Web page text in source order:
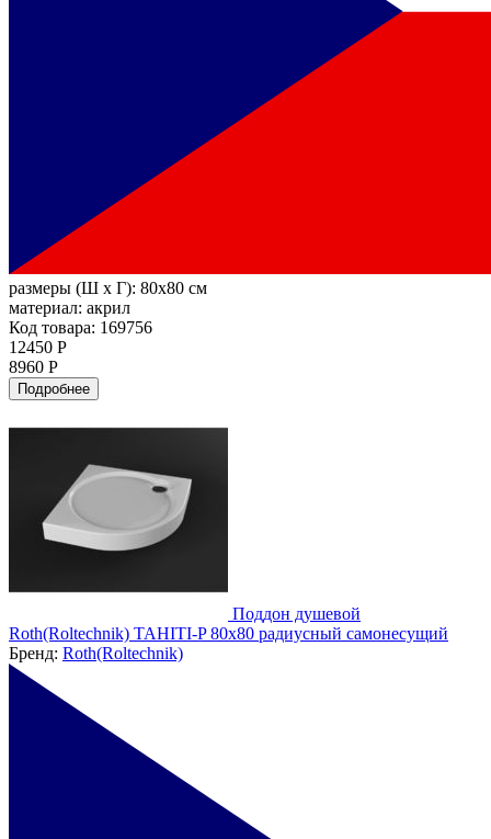
размеры (Ш х Г): 80x80 см
материал: акрил
Код товара: 169756
12450 Р
8960 Р
Подробнее
Поддон душевой
Roth(Roltechnik) TAHITI-P 80x80 радиусный самонесущий
Бренд: Roth(Roltechnik)